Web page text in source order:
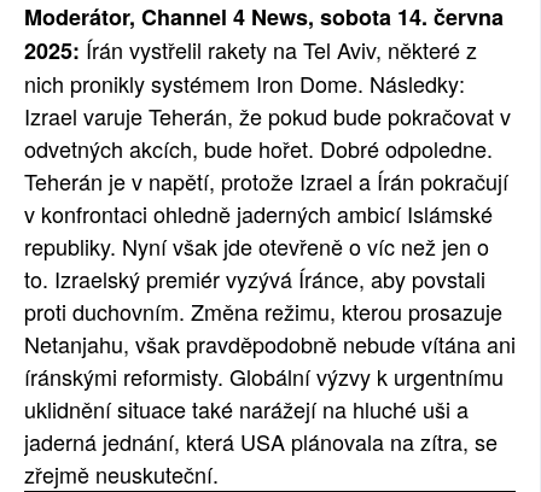
Moderátor, Channel 4 News, sobota 14. června
2025: Írán vystřelil rakety na Tel Aviv, některé z
nich pronikly systémem Iron Dome. Následky:
Izrael varuje Teherán, že pokud bude pokračovat v
odvetných akcích, bude hořet. Dobré odpoledne.
Teherán je v napětí, protože Izrael a Írán pokračují
v konfrontaci ohledně jaderných ambicí Islámské
republiky. Nyní však jde otevřeně o víc než jen o
to. Izraelský premiér vyzývá Íránce, aby povstali
proti duchovním. Změna režimu, kterou prosazuje
Netanjahu, však pravděpodobně nebude vítána ani
íránskými reformisty. Globální výzvy k urgentnímu
uklidnění situace také narážejí na hluché uši a
jaderná jednání, která USA plánovala na zítra, se
zřejmě neuskuteční.